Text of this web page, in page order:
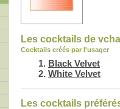
Les cocktails de
Cocktails créés par l'usager
Black Velvet
White Velvet
Les cocktails